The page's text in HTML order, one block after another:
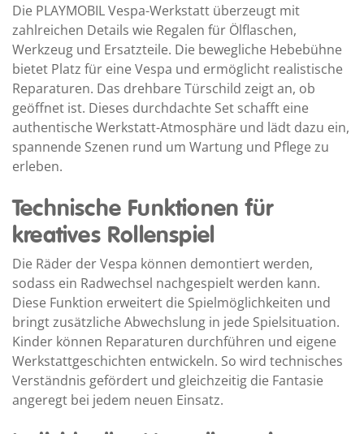
Die PLAYMOBIL Vespa-Werkstatt überzeugt mit
zahlreichen Details wie Regalen für Ölflaschen,
Werkzeug und Ersatzteile. Die bewegliche Hebebühne
bietet Platz für eine Vespa und ermöglicht realistische
Reparaturen. Das drehbare Türschild zeigt an, ob
geöffnet ist. Dieses durchdachte Set schafft eine
authentische Werkstatt-Atmosphäre und lädt dazu ein,
spannende Szenen rund um Wartung und Pflege zu
erleben.
Technische Funktionen für
kreatives Rollenspiel
Die Räder der Vespa können demontiert werden,
sodass ein Radwechsel nachgespielt werden kann.
Diese Funktion erweitert die Spielmöglichkeiten und
bringt zusätzliche Abwechslung in jede Spielsituation.
Kinder können Reparaturen durchführen und eigene
Werkstattgeschichten entwickeln. So wird technisches
Verständnis gefördert und gleichzeitig die Fantasie
angeregt bei jedem neuen Einsatz.